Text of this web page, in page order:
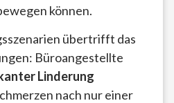
können.
übertrifft das
Büroangestellte
Linderung
nach nur einer